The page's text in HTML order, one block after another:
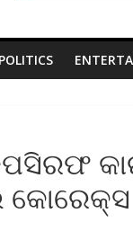
POLITICS